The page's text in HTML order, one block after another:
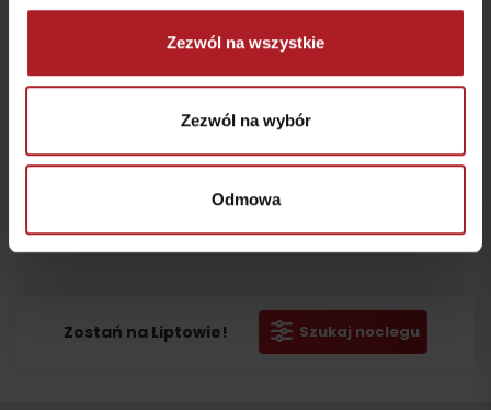
Zezwól na wszystkie
Zezwól na wybór
Odmowa
icon_divider=”no” animation_type=”” animation_direction=”left”
pripojiť na wifi[/fusion_button]
https://www.visitliptov.sk/wp-content/uploads/2015/12/wifi.png
Zostań na Liptowie! Szukaj noclegu